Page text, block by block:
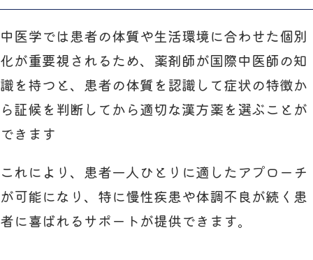
中医学では患者の体質や生活環境に合わせた個別
化が重要視されるため、薬剤師が国際中医師の知
識を持つと、患者の体質を認識して症状の特徴か
ら証候を判断してから適切な漢方薬を選ぶことが
できます
これにより、患者一人ひとりに適したアプローチ
が可能になり、特に慢性疾患や体調不良が続く患
者に喜ばれるサポートが提供できます。